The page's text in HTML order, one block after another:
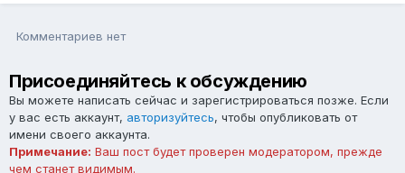
Комментариев нет
Присоединяйтесь к обсуждению
Вы можете написать сейчас и зарегистрироваться позже. Если
у вас есть аккаунт, авторизуйтесь, чтобы опубликовать от
имени своего аккаунта.
Примечание: Ваш пост будет проверен модератором, прежде
чем станет видимым.